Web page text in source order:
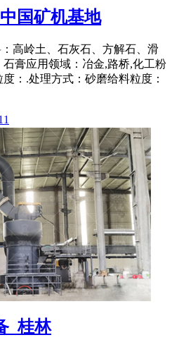
国矿机基地
高岭土、石灰石、方解石、滑
膏应用领域：冶金,路桥,化工粉
：.处理方式：砂磨给料粒度：
_桂林